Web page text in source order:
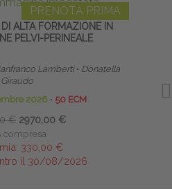
PRENOTA PRIMA
ALTA FORMAZIONE IN
PELVI-PERINEALE
Lamberti ∙ Donatella
Giraudo
2026 ∙ 50 ECM
€ 2970,00 €
compresa
330,00 €
il 30/08/2026